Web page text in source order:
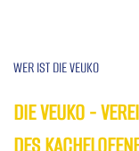
WER IST DIE VEUKO
DIE VEUKO -